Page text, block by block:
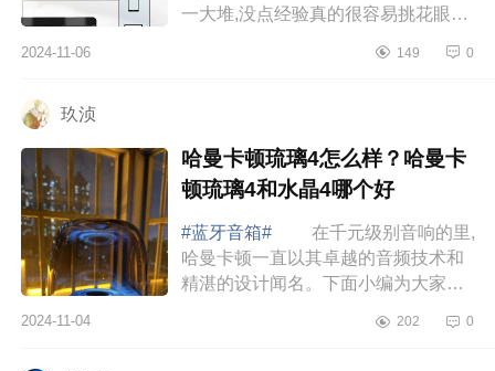
一大堆,没点经验真的很容易挑花眼，
怎么样？聊里音箱属于杂牌子吗
2024-11-06 149 0
玖浈
哈曼卡顿琉璃4怎么样？哈曼卡
顿琉璃4和水晶4哪个好
#蓝牙音箱#
在千元级别音响的里,
哈曼卡顿一直以其卓越的音频技术和
精湛的设计闻名。下面小编为大家介
琉璃4和水晶4哪个好 哈曼卡顿琉
2024-11-04 202 0